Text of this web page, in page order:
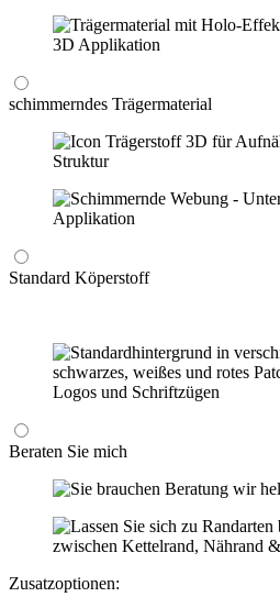
schimmerndes Trägermaterial
Standard Köperstoff
Beraten Sie mich
Zusatzoptionen: